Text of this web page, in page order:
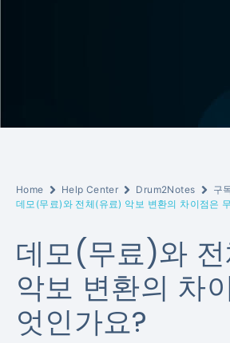
Home Help Center Drum2Notes
구
데모(무료)와 전체(유료) 악보 변환의 차이점은
데모(무료)와
악보 변환의 차
엇인가요?